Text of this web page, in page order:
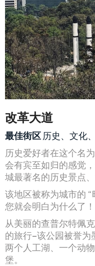
改革大道
最佳街区 历史、文化
历史爱好者在这个名
会有宾至如归的感觉
城最著名的历史景点
该地区被称为城市的 “
您就会明白为什么了！
从美丽的查普尔特佩
的旅行–该公园被誉
两个人工湖、一个动
堡。